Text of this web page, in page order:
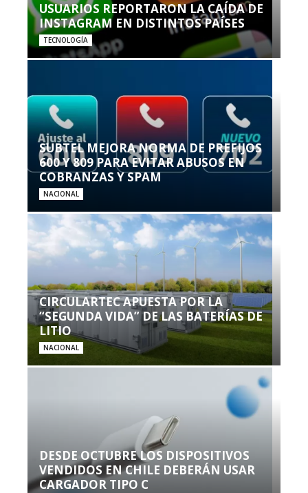
USUARIOS REPORTARON LA CAÍDA DE
INSTAGRAM EN DISTINTOS PAÍSES
TECNOLOGÍA
SUBTEL MEJORA NORMA DE PREFIJOS
600 Y 809 PARA EVITAR ABUSOS EN
COBRANZAS Y SPAM
NACIONAL
CIRCULARTEC APUESTA POR LA
“SEGUNDA VIDA” DE LAS BATERÍAS DE
LITIO
NACIONAL
DESDE OCTUBRE LOS DISPOSITIVOS
VENDIDOS EN CHILE DEBERÁN USAR
CARGADOR TIPO C